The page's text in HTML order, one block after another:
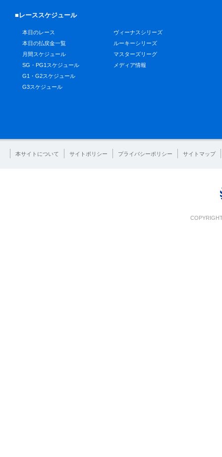
■レーススケジュール
本日のレース
本日の払戻金一覧
月間スケジュール
SG・PG1スケジュール
G1・G2スケジュール
G3スケジュール
ヴィーナスシリーズ
ルーキーシリーズ
マスターズリーグ
メディア情報
本サイトについて サイトポリシー プライバシーポリシー サイトマップ